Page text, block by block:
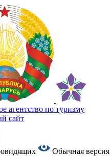
агентство по туризму
сайт
Обычная версия